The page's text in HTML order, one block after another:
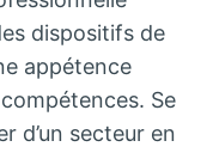
dispositifs de
appétence
Se
d’un secteur en